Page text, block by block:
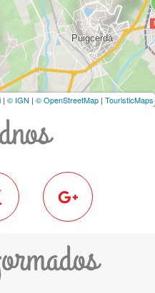
| © IGN | © OpenStreetMap | TouristicMaps